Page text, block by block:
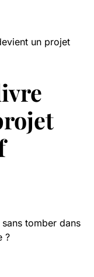
un projet
tomber dans
?